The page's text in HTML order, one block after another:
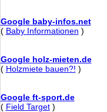
Google baby-infos.net
( Baby Informationen )
Google holz-mieten.de
( Holzmiete bauen?! )
Google ft-sport.de
( Field Target)